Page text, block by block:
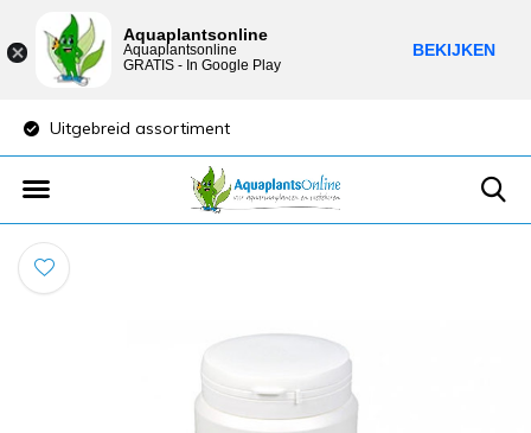
Uitgebreid assortiment
Aquaplantsonline
Aquaplantsonline
GRATIS - In Google Play
BEKIJKEN